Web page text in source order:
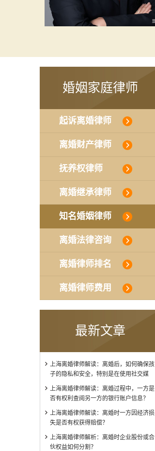
婚姻家庭律师
起诉离婚律师
离婚财产律师
抚养权律师
离婚继承律师
知名婚姻律师
离婚法律咨询
离婚律师排名
离婚律师费用
最新文章
上海离婚律师解读：离婚后，如何确保孩
子的隐私和安全，特别是在使用社交媒
上海离婚律师解读：离婚过程中，一方是
否有权利查阅另一方的银行账户信息？
上海离婚律师解读：离婚时一方因经济损
失是否有权获得赔偿？
上海离婚律师解析：离婚时企业股份或合
伙权益如何分割？